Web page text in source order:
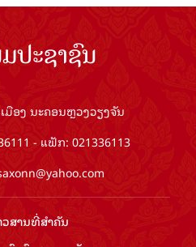
ະຊາຊົນ
ອງ ນະຄອນຫຼວງວຽງຈັນ
- ແຟັກ: 021336113
ສານ​ທີ່​ສຳ​ຄັນ​